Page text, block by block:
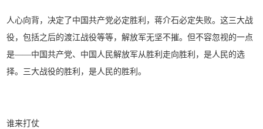
人心向背，决定了中国共产党必定胜利，蒋介石必定失败。这三大战
役，包括之后的渡江战役等等，解放军无坚不摧。但不容忽视的一点
是——中国共产党、中国人民解放军从胜利走向胜利，是人民的选
择。三大战役的胜利，是人民的胜利。
谁来打仗